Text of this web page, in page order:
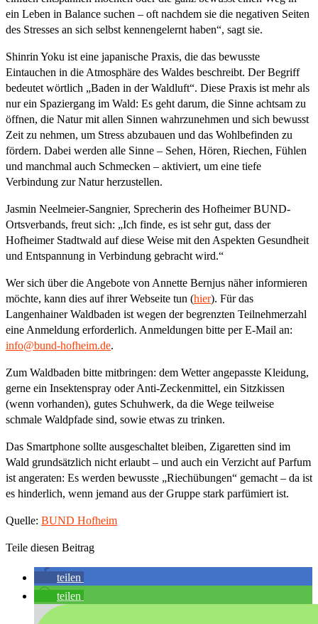
ein Leben in Balance suchen – oft nachdem sie die negativen Seiten
des Stresses an sich selbst kennengelernt haben“, sagt sie.
Shinrin Yoku ist eine japanische Praxis, die das bewusste
Eintauchen in die Atmosphäre des Waldes beschreibt. Der Begriff
bedeutet wörtlich „Baden in der Waldluft“. Diese Praxis ist mehr als
nur ein Spaziergang im Wald: Es geht darum, die Sinne achtsam zu
öffnen, die Natur mit allen Sinnen wahrzunehmen und sich bewusst
Zeit zu nehmen, um Stress abzubauen und das Wohlbefinden zu
fördern. Dabei werden alle Sinne – Sehen, Hören, Riechen, Fühlen
und manchmal auch Schmecken – aktiviert, um eine tiefe
Verbindung zur Natur herzustellen.
Jasmin Neelmeier-Sangnier, Sprecherin des Hofheimer BUND-
Ortsverbands, freut sich: „Ich finde, es ist sehr gut, dass der
Hofheimer Stadtwald auf diese Weise mit den Aspekten Gesundheit
und Entspannung in Verbindung gebracht wird.“
Wer sich über die Angebote von Annette Bernjus näher informieren
möchte, kann dies auf ihrer Webseite tun (hier). Für das
Langenhainer Waldbaden ist wegen der begrenzten Teilnehmerzahl
eine Anmeldung erforderlich. Anmeldungen bitte per E-Mail an:
info@bund-hofheim.de.
Zum Waldbaden bitte mitbringen: dem Wetter angepasste Kleidung,
gerne ein Insektenspray oder Anti-Zeckenmittel, ein Sitzkissen
(wenn vorhanden), gutes Schuhwerk, da die Wege teilweise
schmale Waldpfade sind, sowie etwas zu trinken.
Das Smartphone sollte ausgeschaltet bleiben, Zigaretten sind im
Wald grundsätzlich nicht erlaubt – und auch ein Verzicht auf Parfum
ist angeraten: Es werden bewusste „Riechübungen“ gemacht – da ist
es hinderlich, wenn jemand aus der Gruppe stark parfümiert ist.
Quelle: BUND Hofheim
Teile diesen Beitrag
teilen
teilen